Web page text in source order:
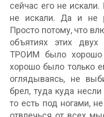
сейчас его не
не искали. Да и не
Просто потому, что
объятиях этих
ТРОИМ было хорошо
хорошо было только
оглядываясь, не
брел, туда куда
то есть под ногами,